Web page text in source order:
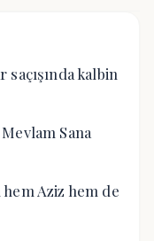
saçışında kalbin
Mevlam Sana
hem Aziz hem de